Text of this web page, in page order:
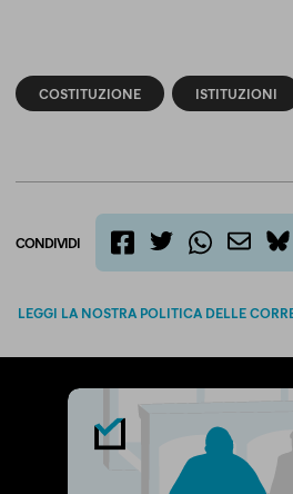
COSTITUZIONE ISTITUZIONI
CONDIVIDI
LEGGI LA NOSTRA POLITICA DELLE